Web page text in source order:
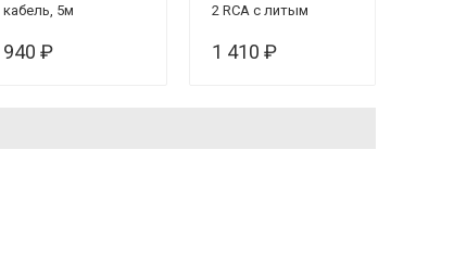
кабель, 5м
940 ₽
2 RCA с литым
позолоченными
1 410 ₽